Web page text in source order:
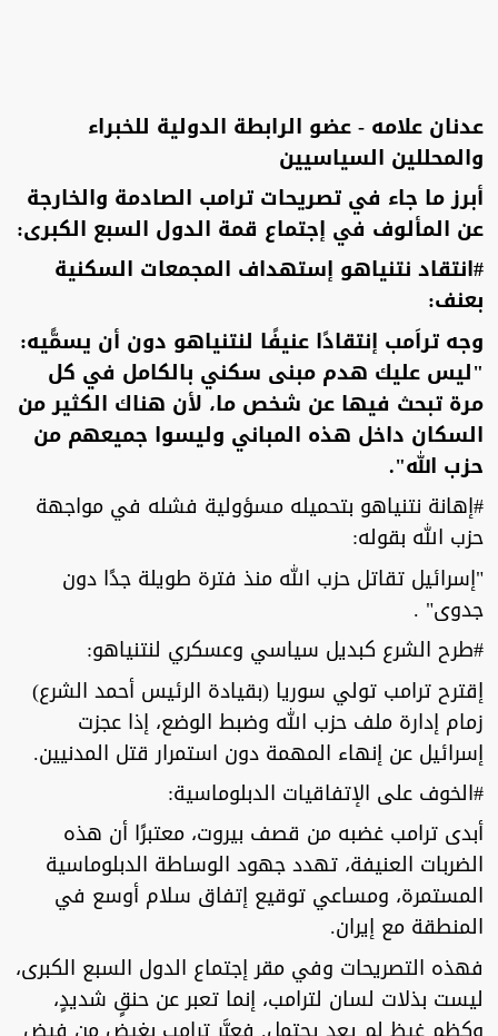
عدنان علامه - عضو الرابطة الدولية للخبراء
والمحللين السياسيين
أبرز ما جاء في تصريحات ترامب الصادمة والخارجة
عن المألوف في إجتماع قمة الدول السبع الكبرى:
#انتقاد نتنياهو إستهداف المجمعات السكنية
بعنف:
وجه تراَمب إنتقادًا عنيفًا لنتنياهو دون أن يسمًّيه:
"ليس عليك هدم مبنى سكني بالكامل في كل
مرة تبحث فيها عن شخص ما، لأن هناك الكثير من
السكان داخل هذه المباني وليسوا جميعهم من
حزب الله".
#إهانة نتنياهو بتحميله مسؤولية فشله في مواجهة
حزب الله بقوله:
"إسرائيل تقاتل حزب الله منذ فترة طويلة جدًا دون
جدوى" .
#طرح الشرع كبديل سياسي وعسكري لنتنياهو:
إقترح ترامب تولي سوريا (بقيادة الرئيس أحمد الشرع)
زمام إدارة ملف حزب الله وضبط الوضع، إذا عجزت
إسرائيل عن إنهاء المهمة دون استمرار قتل المدنيين.
#الخوف على الإتفاقيات الدبلوماسية:
أبدى ترامب غضبه من قصف بيروت، معتبرًا أن هذه
الضربات العنيفة، تهدد جهود الوساطة الدبلوماسية
المستمرة، ومساعي توقيع إتفاق سلام أوسع في
المنطقة مع إيران.
فهذه التصريحات وفي مقر إجتماع الدول السبع الكبرى،
ليست بذلات لسان لترامب، إنما تعبر عن حنقٍ شديدٍ،